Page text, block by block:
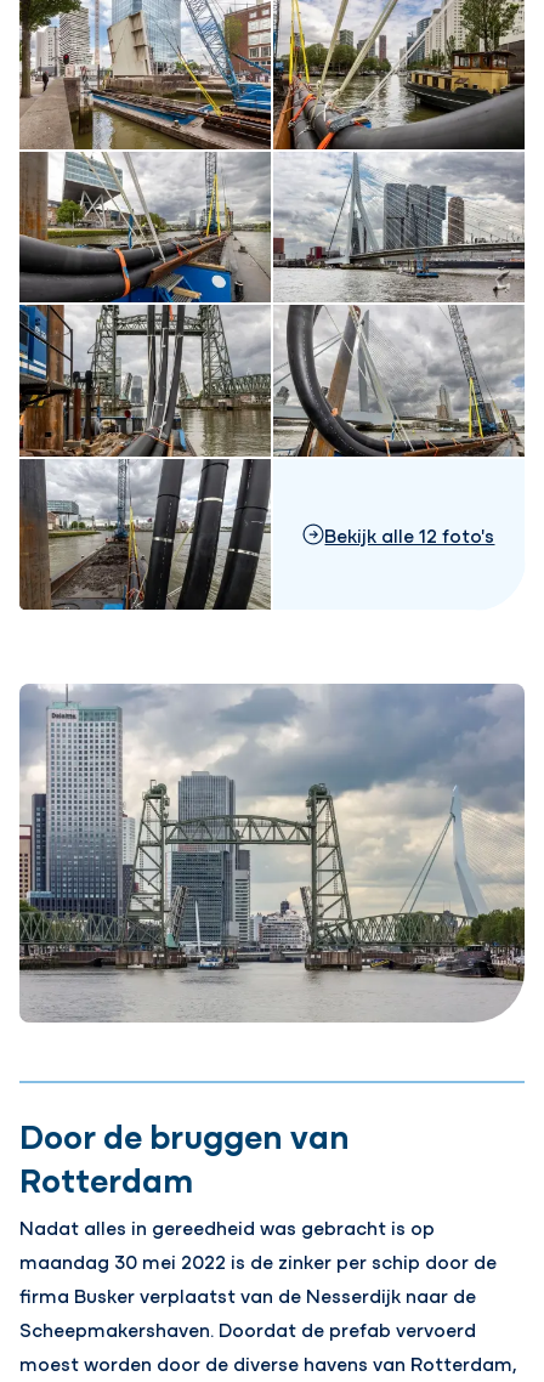
Bekijk alle 12 foto's
Door de bruggen van
Rotterdam
Nadat alles in gereedheid was gebracht is op
maandag 30 mei 2022 is de zinker per schip door de
firma Busker verplaatst van de Nesserdijk naar de
Scheepmakershaven. Doordat de prefab vervoerd
moest worden door de diverse havens van Rotterdam,